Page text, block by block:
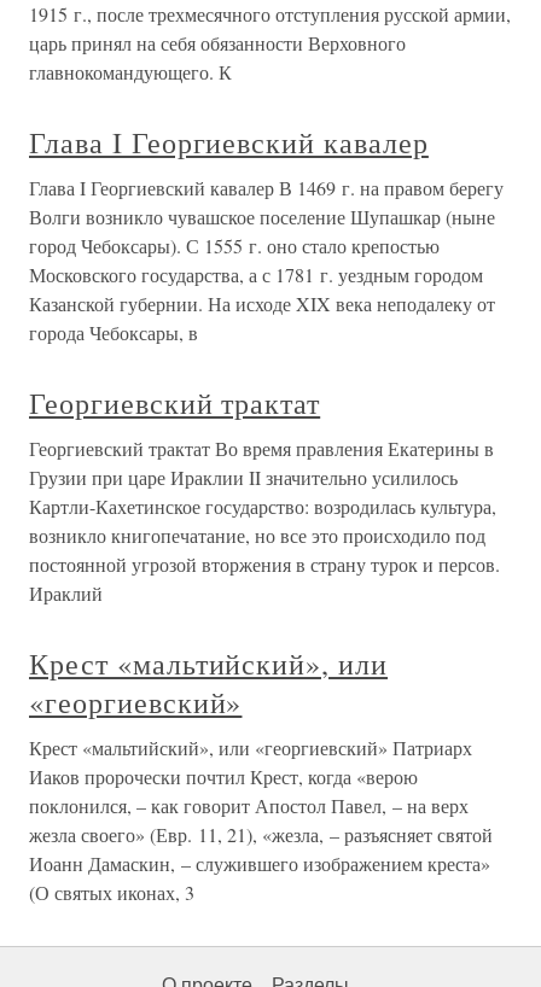
1915 г., после трехмесячного отступления русской армии,
царь принял на себя обязанности Верховного
главнокомандующего. К
Глава I Георгиевский кавалер
Глава I Георгиевский кавалер В 1469 г. на правом берегу
Волги возникло чувашское поселение Шупашкар (ныне
город Чебоксары). С 1555 г. оно стало крепостью
Московского государства, а с 1781 г. уездным городом
Казанской губернии. На исходе XIX века неподалеку от
города Чебоксары, в
Георгиевский трактат
Георгиевский трактат Во время правления Екатерины в
Грузии при царе Ираклии II значительно усилилось
Картли-Кахетинское государство: возродилась культура,
возникло книгопечатание, но все это происходило под
постоянной угрозой вторжения в страну турок и персов.
Ираклий
Крест «мальтийский», или
«георгиевский»
Крест «мальтийский», или «георгиевский» Патриарх
Иаков пророчески почтил Крест, когда «верою
поклонился, – как говорит Апостол Павел, – на верх
жезла своего» (Евр. 11, 21), «жезла, – разъясняет святой
Иоанн Дамаскин, – служившего изображением креста»
(О святых иконах, 3